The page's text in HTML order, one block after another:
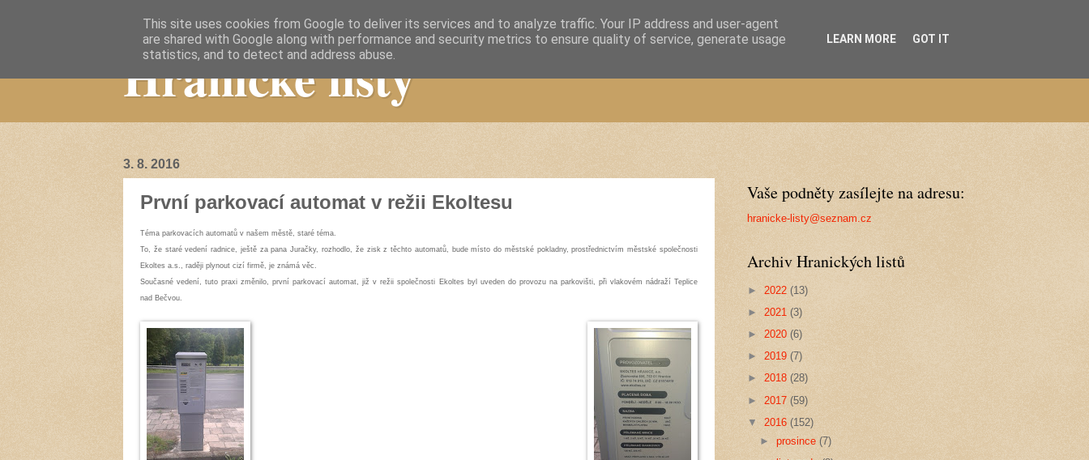
Hranické listy
3. 8. 2016
První parkovací automat v režii Ekoltesu
Téma parkovacích automatů v našem městě, staré téma.
To, že staré vedení radnice, ještě za pana Juračky, rozhodlo, že zisk z těchto automatů, bude místo do městské pokladny, prostřednictvím městské společnosti
Ekoltes a.s., raději plynout cizí firmě, je známá věc.
Současné vedení, tuto praxi změnilo, první parkovací automat, již v režii společnosti Ekoltes byl uveden do provozu na parkovišti, při vlakovém nádraží Teplice
nad Bečvou.
Vaše podněty zasílejte na adresu:
hranicke-listy@seznam.cz
Archiv Hranických listů
► 2022 (13)
► 2021 (3)
► 2020 (6)
► 2019 (7)
► 2018 (28)
► 2017 (59)
▼ 2016 (152)
►prosince(7)
This site uses cookies from Google to deliver its services and to analyze traffic. Your IP address and user-agent
are shared with Google along with performance and security metrics to ensure quality of service, generate usage
statistics, and to detect and address abuse.
LEARN MORE GOT IT